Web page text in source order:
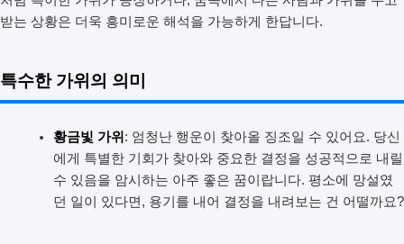
받는 상황은 더욱 흥미로운 해석을 가능하게 한답니다.
특수한 가위의 의미
황금빛 가위: 엄청난 행운이 찾아올 징조일 수 있어요. 당신
에게 특별한 기회가 찾아와 중요한 결정을 성공적으로 내릴
수 있음을 암시하는 아주 좋은 꿈이랍니다. 평소에 망설였
던 일이 있다면, 용기를 내어 결정을 내려보는 건 어떨까요?